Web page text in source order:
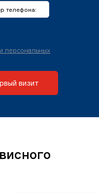
персональных
визит